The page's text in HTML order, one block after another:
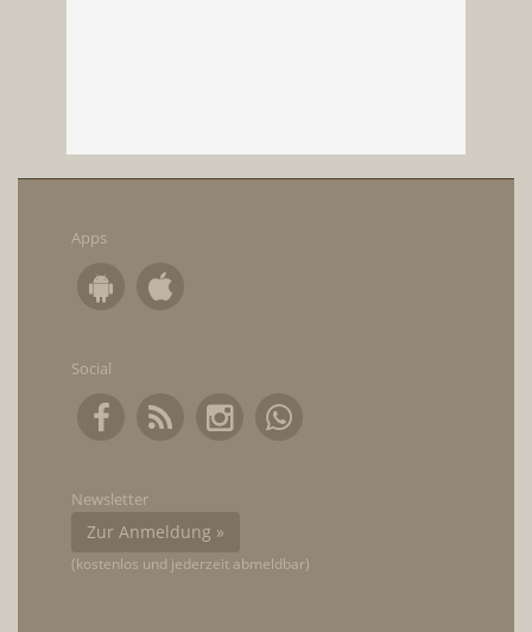
Apps
Social
Newsletter
Zur Anmeldung »
(kostenlos und jederzeit abmeldbar)